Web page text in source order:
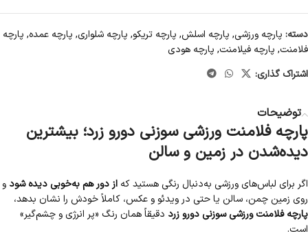
دسته: پارچه ورزشی, پارچه اسلش, پارچه تریکو, پارچه شلواری, پارچه عمده, پارچه
فلامنت, پارچه فیلامنت, پارچه هودی
اشتراک گذاری:
توضیحات
پارچه فلامنت ورزشی سوزنی دورو زرد؛ بیشترین
دیده‌شدن در زمین و سالن
اگر برای لباس‌های ورزشی به‌دنبال رنگی هستید که از دور هم به‌خوبی دیده شود و
روی زمین چمن، سالن یا حتی در ویدئو و عکس، کاملاً خودش را نشان بدهد،
پارچه فلامنت ورزشی سوزنی دورو زرد دقیقاً همان رنگ «پر انرژی و چشم‌گیر»
است.